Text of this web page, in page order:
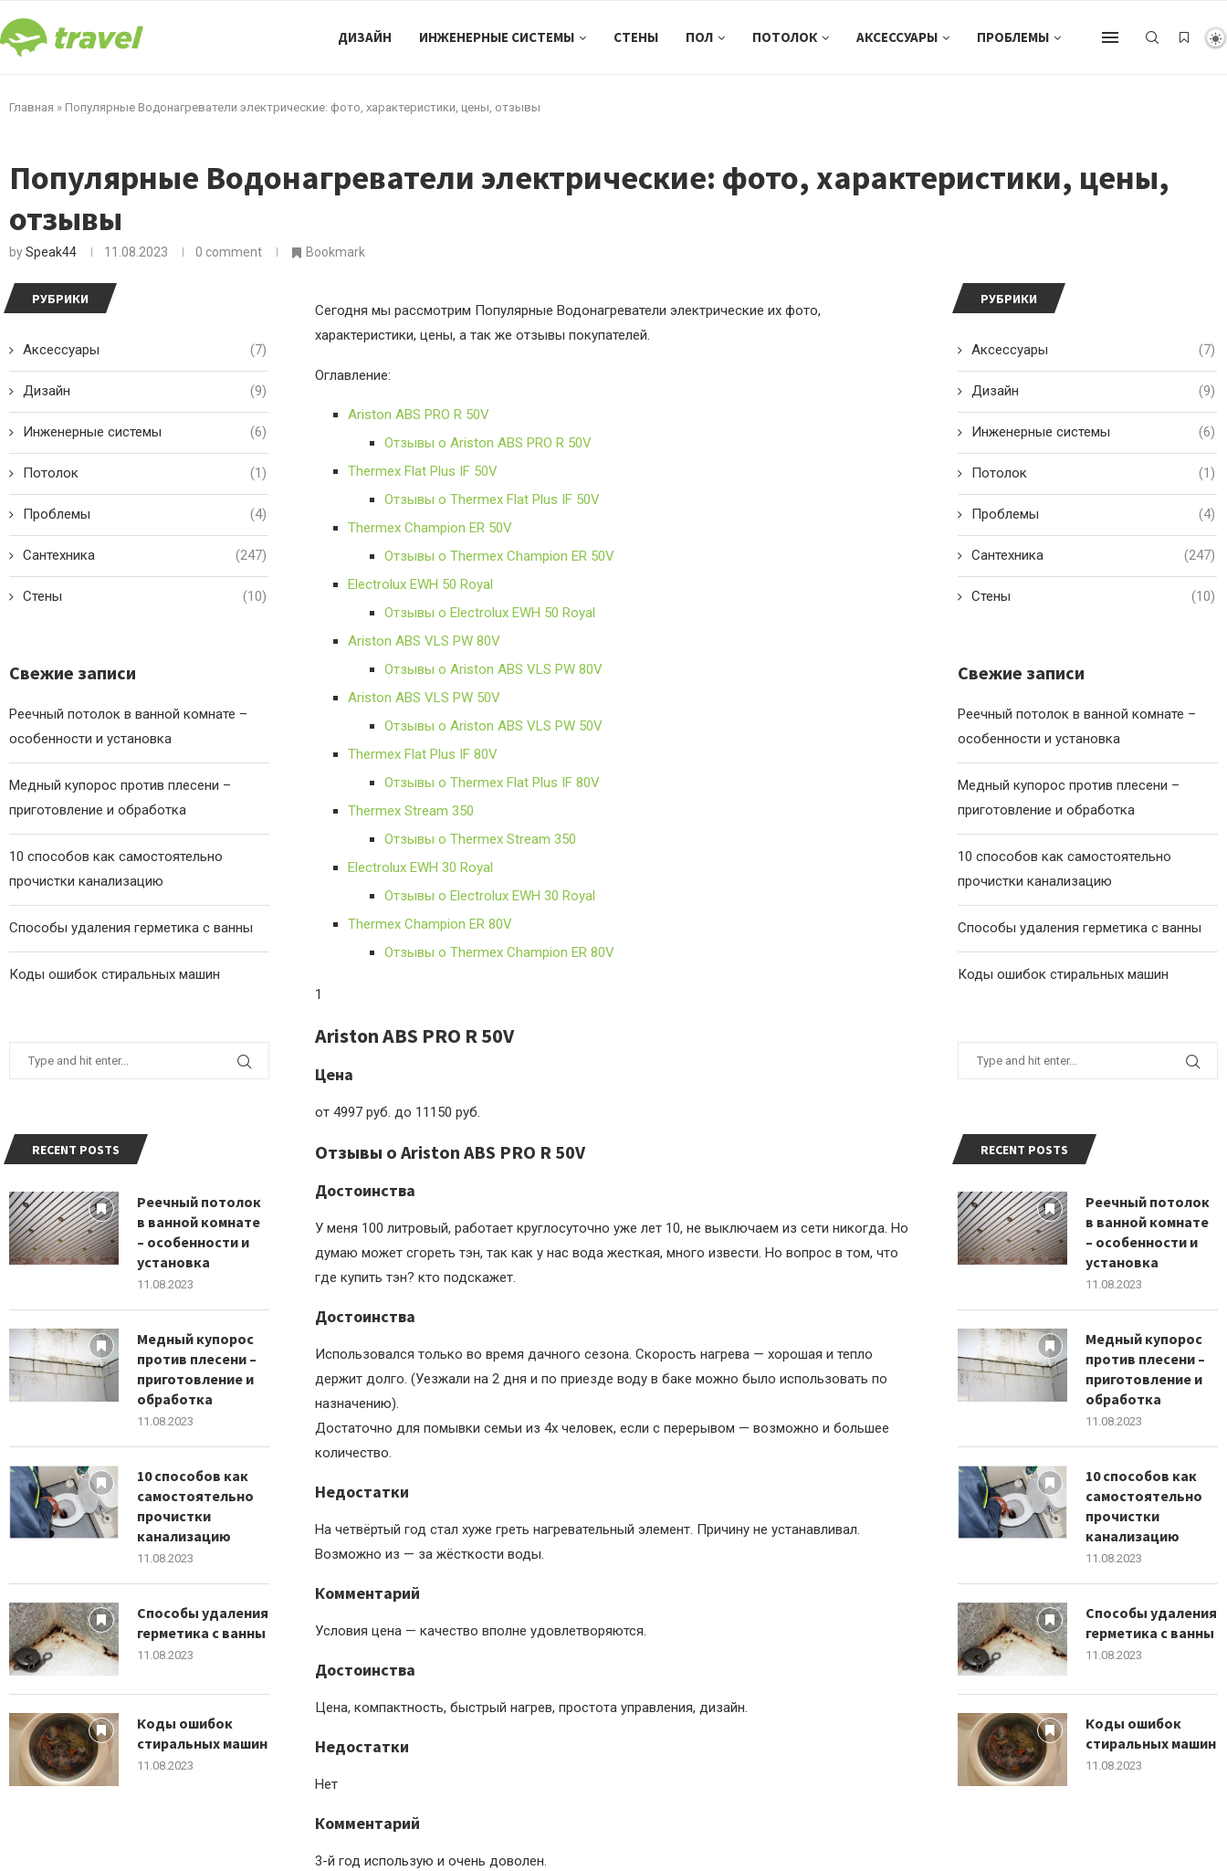
ДИЗАЙН ИНЖЕНЕРНЫЕ СИСТЕМЫ СТЕНЫ ПОЛ ПОТОЛОК АКСЕССУАРЫ ПРОБЛЕМЫ
Главная » Популярные Водонагреватели электрические: фото, характеристики, цены, отзывы
Популярные Водонагреватели электрические: фото, характеристики, цены,
отзывы
bySpeak44 11.08.2023 0 comment Bookmark
Сегодня мы рассмотрим Популярные Водонагреватели электрические их фото,
характеристики, цены, а так же отзывы покупателей.
Оглавление:
Ariston ABS PRO R 50V
Отзывы о Ariston ABS PRO R 50V
Thermex Flat Plus IF 50V
Отзывы о Thermex Flat Plus IF 50V
Thermex Champion ER 50V
Отзывы о Thermex Champion ER 50V
Electrolux EWH 50 Royal
Отзывы о Electrolux EWH 50 Royal
Ariston ABS VLS PW 80V
Отзывы о Ariston ABS VLS PW 80V
Ariston ABS VLS PW 50V
Отзывы о Ariston ABS VLS PW 50V
Thermex Flat Plus IF 80V
Отзывы о Thermex Flat Plus IF 80V
Thermex Stream 350
Отзывы о Thermex Stream 350
Electrolux EWH 30 Royal
Отзывы о Electrolux EWH 30 Royal
Thermex Champion ER 80V
Отзывы о Thermex Champion ER 80V
1
Ariston ABS PRO R 50V
Цена
от 4997 руб. до 11150 руб.
Отзывы о Ariston ABS PRO R 50V
Достоинства
У меня 100 литровый, работает круглосуточно уже лет 10, не выключаем из сети никогда. Но
думаю может сгореть тэн, так как у нас вода жесткая, много извести. Но вопрос в том, что
где купить тэн? кто подскажет.
Достоинства
Использовался только во время дачного сезона. Скорость нагрева — хорошая и тепло
держит долго. (Уезжали на 2 дня и по приезде воду в баке можно было использовать по
назначению).
Достаточно для помывки семьи из 4х человек, если с перерывом — возможно и большее
количество.
Недостатки
На четвёртый год стал хуже греть нагревательный элемент. Причину не устанавливал.
Возможно из — за жёсткости воды.
Комментарий
Условия цена — качество вполне удовлетворяются.
Достоинства
Цена, компактность, быстрый нагрев, простота управления, дизайн.
Недостатки
Нет
Комментарий
3-й год использую и очень доволен.
РУБРИКИ
Аксессуары (7)
Дизайн (9)
Инженерные системы (6)
Потолок (1)
Проблемы (4)
Сантехника (247)
Стены (10)
Свежие записи
Реечный потолок в ванной комнате –
особенности и установка
Медный купорос против плесени –
приготовление и обработка
10 способов как самостоятельно
прочистки канализацию
Способы удаления герметика с ванны
Коды ошибок стиральных машин
RECENT POSTS
Реечный потолок
в ванной комнате
– особенности и
установка
11.08.2023
Медный купорос
против плесени –
приготовление и
обработка
11.08.2023
10 способов как
самостоятельно
прочистки
канализацию
11.08.2023
Способы удаления
герметика с ванны
11.08.2023
Коды ошибок
стиральных машин
11.08.2023
РУБРИКИ
Аксессуары (7)
Дизайн (9)
Инженерные системы (6)
Потолок (1)
Проблемы (4)
Сантехника (247)
Стены (10)
Свежие записи
Реечный потолок в ванной комнате –
особенности и установка
Медный купорос против плесени –
приготовление и обработка
10 способов как самостоятельно
прочистки канализацию
Способы удаления герметика с ванны
Коды ошибок стиральных машин
RECENT POSTS
Реечный потолок
в ванной комнате
– особенности и
установка
11.08.2023
Медный купорос
против плесени –
приготовление и
обработка
11.08.2023
10 способов как
самостоятельно
прочистки
канализацию
11.08.2023
Способы удаления
герметика с ванны
11.08.2023
Коды ошибок
стиральных машин
11.08.2023